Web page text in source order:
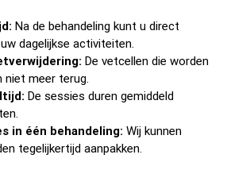
Na de behandeling kunt u direct
dagelijkse activiteiten.
De vetcellen die worden
niet meer terug.
De sessies duren gemiddeld
in één behandeling: Wij kunnen
tegelijkertijd aanpakken.